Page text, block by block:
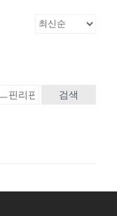
검색